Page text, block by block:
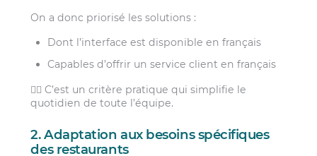
On a donc priorisé les solutions :
Dont l’interface est disponible en français
Capables d’offrir un service client en français
👩‍⚖️ C’est un critère pratique qui simplifie le
quotidien de toute l’équipe.
2. Adaptation aux besoins spécifiques
des restaurants